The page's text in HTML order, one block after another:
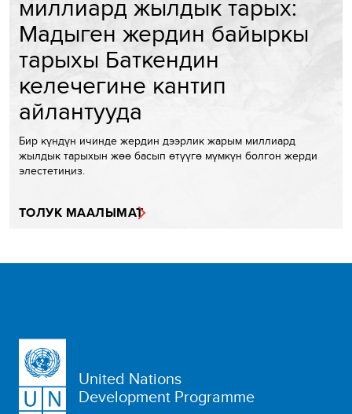
миллиард жылдык тарых:
Мадыген жердин байыркы
тарыхы Баткендин
келечегине кантип
айлантууда
Бир күндүн ичинде жердин дээрлик жарым миллиард
жылдык тарыхын жөө басып өтүүгө мүмкүн болгон жерди
элестетиңиз.
ТОЛУК МААЛЫМАТ
United Nations
Development Programme